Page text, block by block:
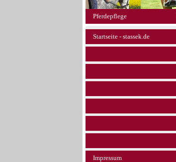
Pferdepflege
Startseite - stassek.de
Impressum